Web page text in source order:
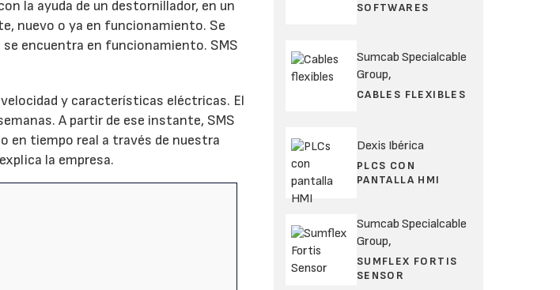
la ayuda de un destornillador, en un
nuevo o ya en funcionamiento. Se
encuentra en funcionamiento. SMS
y características eléctricas. El
A partir de ese instante, SMS
en tiempo real a través de nuestra
la empresa.
SOFTWARES
Sumcab Specialcable
Group,
CABLES FLEXIBLES
Dexis Ibérica
PLCS CON
PANTALLA HMI
Sumcab Specialcable
Group,
SUMFLEX FORTIS
SENSOR